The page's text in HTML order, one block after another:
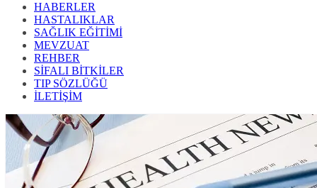
HABERLER
HASTALIKLAR
SAĞLIK EĞİTİMİ
MEVZUAT
REHBER
SİFALI BİTKİLER
TIP SÖZLÜĞÜ
İLETİŞİM